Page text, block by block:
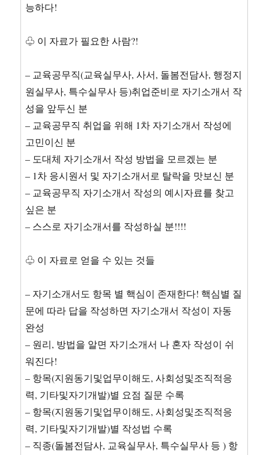
능하다!
♧ 이 자료가 필요한 사람?!
– 교육공무직(교육실무사, 사서, 돌봄전담사, 행정지
원실무사, 특수실무사 등)취업준비로 자기소개서 작
성을 앞두신 분
– 교육공무직 취업을 위해 1차 자기소개서 작성에
고민이신 분
– 도대체 자기소개서 작성 방법을 모르겠는 분
– 1차 응시원서 및 자기소개서로 탈락을 맛보신 분
– 교육공무직 자기소개서 작성의 예시자료를 찾고
싶은 분
– 스스로 자기소개서를 작성하실 분!!!!
♧ 이 자료로 얻을 수 있는 것들
– 자기소개서도 항목 별 핵심이 존재한다! 핵심별 질
문에 따라 답을 작성하면 자기소개서 작성이 자동
완성
– 원리, 방법을 알면 자기소개서 나 혼자 작성이 쉬
워진다!
– 항목(지원동기및업무이해도, 사회성및조직적응
력, 기타및자기개발)별 요점 질문 수록
– 항목(지원동기및업무이해도, 사회성및조직적응
력, 기타및자기개발)별 작성법 수록
– 직종(돌봄전담사, 교육실무사, 특수실무사 등 ) 항